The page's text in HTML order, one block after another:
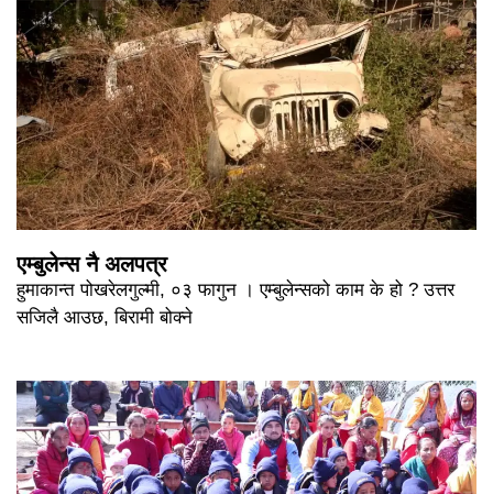
एम्बुलेन्स नै अलपत्र
हुमाकान्त पोखरेलगुल्मी, ०३ फागुन । एम्बुलेन्सको काम के हो ? उत्तर
सजिलै आउछ, बिरामी बोक्ने